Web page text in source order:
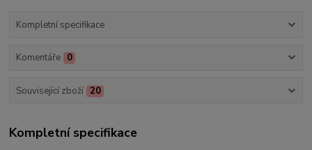
Kompletní specifikace
Komentáře 0
Související zboží 20
Kompletní specifikace